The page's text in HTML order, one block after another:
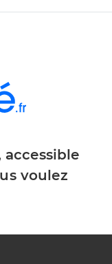
accessible
voulez